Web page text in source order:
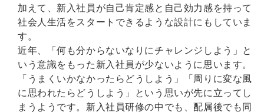
加えて、新入社員が自己肯定感と自己効力感を持って
社会人生活をスタートできるような設計にもしていま
す。
近年、「何も分からないなりにチャレンジしよう」と
いう意識をもった新入社員が少ないように思います。
「うまくいかなかったらどうしよう」「周りに変な風
に思われたらどうしよう」という思いが先に立ってし
まうようです。新入社員研修の中でも、配属後でも同